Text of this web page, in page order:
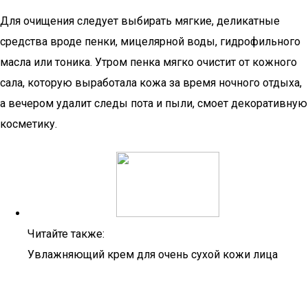
Для очищения следует выбирать мягкие, деликатные
средства вроде пенки, мицелярной воды, гидрофильного
масла или тоника. Утром пенка мягко очистит от кожного
сала, которую выработала кожа за время ночного отдыха,
а вечером удалит следы пота и пыли, смоет декоративную
косметику.
Читайте также:
Увлажняющий крем для очень сухой кожи лица